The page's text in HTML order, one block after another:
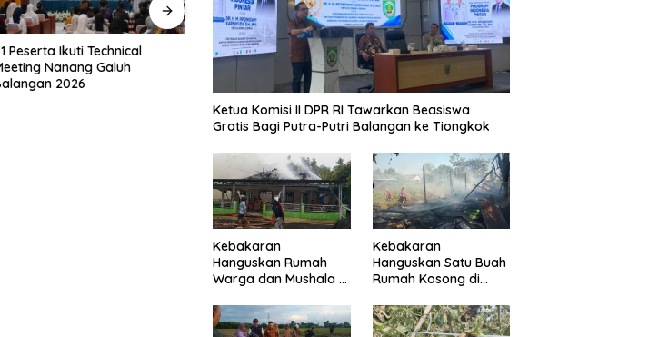
Datu Kandang Haji
Layanan BPJS
Ketua Komisi II DPR RI Tawarkan Beasiswa
Gratis Bagi Putra-Putri Balangan ke Tiongkok
Kebakaran
Hanguskan Rumah
Warga dan Mushala di
Terdampak
Kebakaran
Hanguskan Satu Buah
Rumah Kosong di